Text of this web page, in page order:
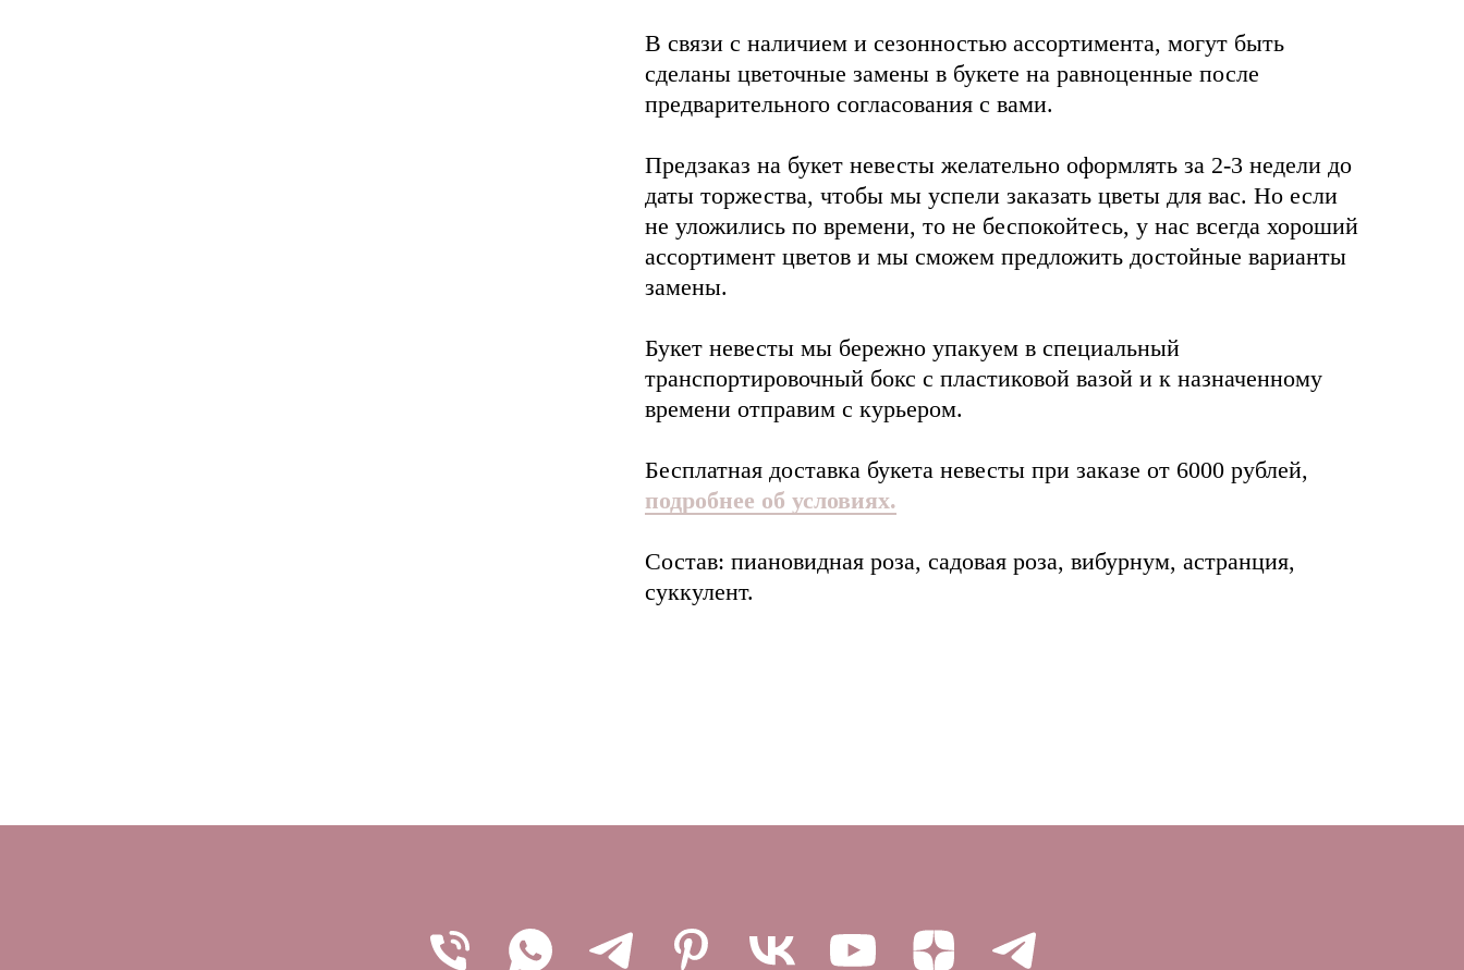
В связи с наличием и сезонностью ассортимента, могут быть
сделаны цветочные замены в букете на равноценные после
предварительного согласования с вами.
Предзаказ на букет невесты желательно оформлять за 2-3 недели до
даты торжества, чтобы мы успели заказать цветы для вас. Но если
не уложились по времени, то не беспокойтесь, у нас всегда хороший
ассортимент цветов и мы сможем предложить достойные варианты
замены.
Букет невесты мы бережно упакуем в специальный
транспортировочный бокс с пластиковой вазой и к назначенному
времени отправим с курьером.
Бесплатная доставка букета невесты при заказе от 6000 рублей,
подробнее об условиях.
Состав: пиановидная роза, садовая роза, вибурнум, астранция,
суккулент.